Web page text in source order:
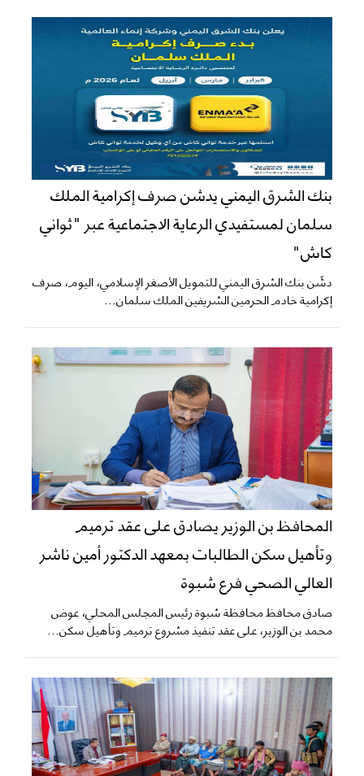
بنك الشرق اليمني يدشن صرف إكرامية الملك
سلمان لمستفيدي الرعاية الاجتماعية عبر "ثواني
كاش"
دشّن بنك الشرق اليمني للتمويل الأصغر الإسلامي، اليوم، صرف
إكرامية خادم الحرمين الشريفين الملك سلمان...
المحافظ بن الوزير يصادق على عقد ترميم
وتأهيل سكن الطالبات بمعهد الدكتور أمين ناشر
العالي الصحي فرع شبوة
صادق محافظ محافظة شبوة رئيس المجلس المحلي، عوض
محمد بن الوزير، على عقد تنفيذ مشروع ترميم وتأهيل سكن...